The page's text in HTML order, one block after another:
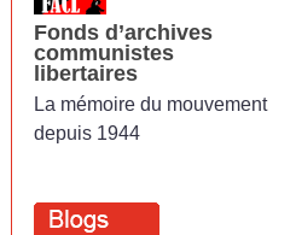
Fonds d’archives
communistes
libertaires
La mémoire du mouvement
depuis 1944